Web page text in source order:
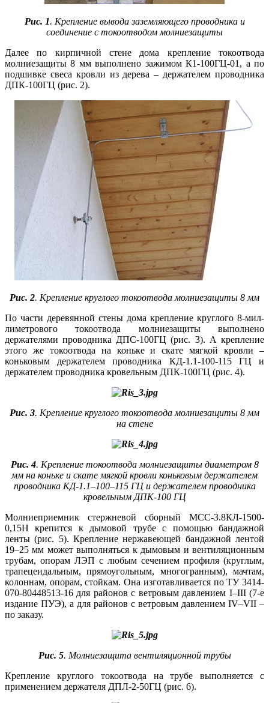
Рис. 1. Крепление вывода заземляющего проводника и
соединение с токоотводом молниезащиты
Далее по кирпичной стене до­ма крепление токоотвода
молниезащиты 8 мм выполнено зажимом К1-100ГЦ-01, а по
подшивке свеса кровли из дерева – держателем проводника
ДПК-100ГЦ (рис. 2).
Рис. 2. Крепление круглого токоотвода молниезащиты 8 мм
По части деревянной стены до­ма крепление круглого 8-мил­
ли­мет­ро­во­го токоотвода молниезащиты выполнено
держателями проводника ДПС-100ГЦ (рис. 3). А крепление
этого же токоотвода на коньке и скате мягкой кровли –
коньковым держателем проводника КД-1.1-100-115 ГЦ и
держателем проводника кровельным ДПК-100ГЦ (рис. 4).
Рис. 3. Крепление круглого токоотвода молниезащиты 8 мм
на стене
Рис. 4. Крепление токоотвода молниезащиты диаметром 8
мм на коньке и скате мягкой кровли коньковым держателем
проводника КД-1.1–100–115 ГЦ и держателем проводника
кровельным ДПК-100 ГЦ
Молниеприемник стержневой сборный МСС-3.8КЛ-1500-
0,15Н крепится к дымовой трубе с помощью бандажной
ленты (рис. 5). Крепление нержавеющей бандажной лентой
19–25 мм может выполняться к дымовым и вентиляционным
трубам, опорам ЛЭП с любым сечением профиля (круглым,
трапецеидальным, прямоугольным, многогранным), мачтам,
колоннам, опорам, стойкам. Она изготавливается по ТУ 3414-
070-80448513-16 для районов с ветровым давлением I–III (7-е
издание ПУЭ), а для районов с ветровым давлением IV–VII –
по заказу.
Рис. 5. Молниезащита вентиляционной трубы
Крепление круглого токоотвода на трубе выполняется с
применением держателя ДПЛ-2-50ГЦ (рис. 6).